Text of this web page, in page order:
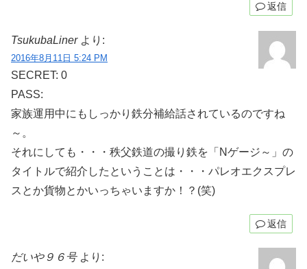
返信
TsukubaLiner より:
2016年8月11日 5:24 PM
SECRET: 0
PASS:
家族運用中にもしっかり鉄分補給話されているのですね
～。
それにしても・・・秩父鉄道の撮り鉄を「Nゲージ～」の
タイトルで紹介したということは・・・パレオエクスプレ
スとか貨物とかいっちゃいますか！？(笑)
返信
だいや９６号 より: